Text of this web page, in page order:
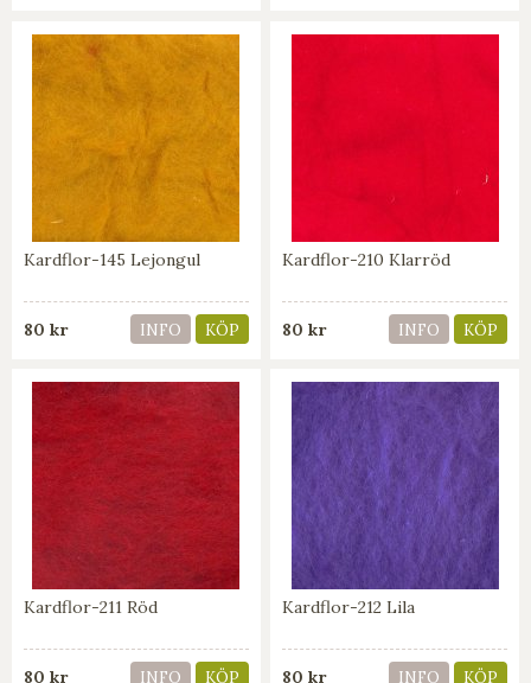
Kardflor-145 Lejongul
80 kr INFO KÖP
Kardflor-210 Klarröd
80 kr INFO KÖP
Kardflor-211 Röd
80 kr INFO KÖP
Kardflor-212 Lila
80 kr INFO KÖP